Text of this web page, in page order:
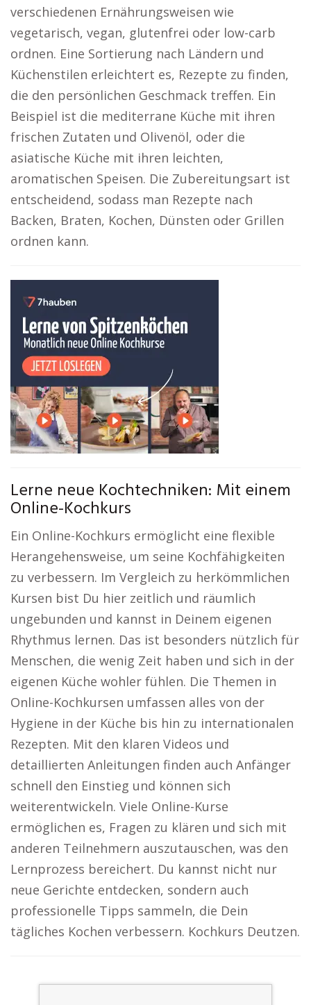
verschiedenen Ernährungsweisen wie
vegetarisch, vegan, glutenfrei oder low-carb
ordnen. Eine Sortierung nach Ländern und
Küchenstilen erleichtert es, Rezepte zu finden,
die den persönlichen Geschmack treffen. Ein
Beispiel ist die mediterrane Küche mit ihren
frischen Zutaten und Olivenöl, oder die
asiatische Küche mit ihren leichten,
aromatischen Speisen. Die Zubereitungsart ist
entscheidend, sodass man Rezepte nach
Backen, Braten, Kochen, Dünsten oder Grillen
ordnen kann.
Lerne neue Kochtechniken: Mit einem
Online-Kochkurs
Ein Online-Kochkurs ermöglicht eine flexible
Herangehensweise, um seine Kochfähigkeiten
zu verbessern. Im Vergleich zu herkömmlichen
Kursen bist Du hier zeitlich und räumlich
ungebunden und kannst in Deinem eigenen
Rhythmus lernen. Das ist besonders nützlich für
Menschen, die wenig Zeit haben und sich in der
eigenen Küche wohler fühlen. Die Themen in
Online-Kochkursen umfassen alles von der
Hygiene in der Küche bis hin zu internationalen
Rezepten. Mit den klaren Videos und
detaillierten Anleitungen finden auch Anfänger
schnell den Einstieg und können sich
weiterentwickeln. Viele Online-Kurse
ermöglichen es, Fragen zu klären und sich mit
anderen Teilnehmern auszutauschen, was den
Lernprozess bereichert. Du kannst nicht nur
neue Gerichte entdecken, sondern auch
professionelle Tipps sammeln, die Dein
tägliches Kochen verbessern. Kochkurs Deutzen.